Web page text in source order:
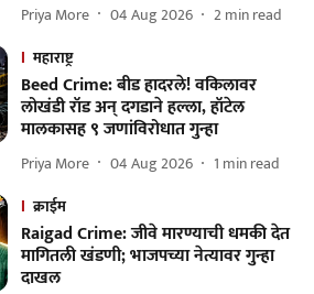
Priya More 04 Aug 2026 2min read
महाराष्ट्र
Beed Crime: बीड हादरले! वकिलावर
लोखंडी रॉड अन् दगडाने हल्ला, हॉटेल
मालकासह ९ जणांविरोधात गुन्हा
Priya More 04 Aug 2026 1 min read
क्राईम
Raigad Crime: जीवे मारण्याची धमकी देत
मागितली खंडणी; भाजपच्या नेत्यावर गुन्हा
दाखल